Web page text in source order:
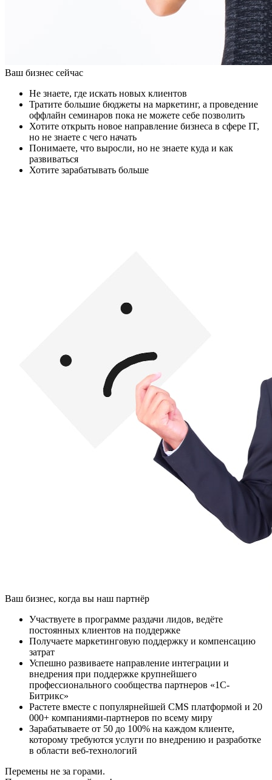
Ваш бизнес сейчас
Не знаете, где искать новых клиентов
Тратите большие бюджеты на маркетинг, а проведение
оффлайн семинаров пока не можете себе позволить
Хотите открыть новое направление бизнеса в сфере IT,
но не знаете с чего начать
Понимаете, что выросли, но не знаете куда и как
развиваться
Хотите зарабатывать больше
Ваш бизнес, когда вы наш партнёр
Участвуете в программе раздачи лидов, ведёте
постоянных клиентов на поддержке
Получаете маркетинговую поддержку и компенсацию
затрат
Успешно развиваете направление интеграции и
внедрения при поддержке крупнейшего
профессионального сообщества партнеров «1С-
Битрикс»
Растете вместе с популярнейшей CMS платформой и 20
000+ компаниями-партнеров по всему миру
Зарабатываете от 50 до 100% на каждом клиенте,
которому требуются услуги по внедрению и разработке
в области веб-технологий
Перемены не за горами.